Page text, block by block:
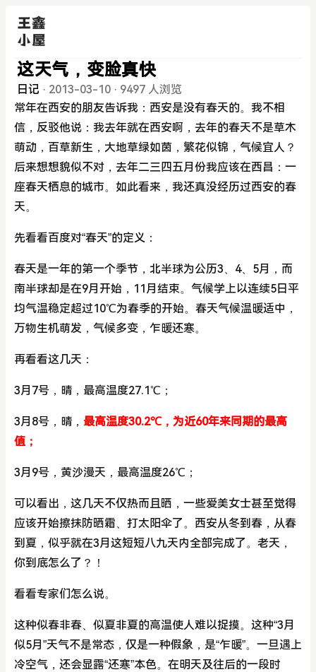
这天气，变脸真快
日记 · 2013-03-10 · 9497 人浏览
常年在西安的朋友告诉我：西安是没有春天的。我不相
信，反驳他说：我去年就在西安啊，去年的春天不是草木
萌动，百草新生，大地草绿如茵，繁花似锦，气候宜人？
后来想想貌似不对，去年二三四五月份我应该在西昌：一
座春天栖息的城市。如此看来，我还真没经历过西安的春
天。
先看看百度对“春天”的定义：
春天是一年的第一个季节，北半球为公历3、4、5月，而
南半球却是在9月开始，11月结束。气候学上以连续5日平
均气温稳定超过10℃为春季的开始。春天气候温暖适中，
万物生机萌发，气候多变，乍暖还寒。
再看看这几天：
3月7号，晴，最高温度27.1℃；
3月8号，晴， 最高温度30.2℃，为近60年来同期的最高
值；
3月9号，黄沙漫天，最高温度26℃；
可以看出，这几天不仅热而且晒，一些爱美女士甚至觉得
应该开始擦抹防晒霜、打太阳伞了。西安从冬到春，从春
到夏，似乎就在3月这短短八九天内全部完成了。老天，
你到底怎么了？！
看看专家们怎么说。
这种似春非春、似夏非夏的高温使人难以捉摸。这种“3月
似5月”天气不是常态，仅是一种假象，是“乍暖”。一旦遇上
冷空气，还会显露“还寒”本色。在明天及往后的一段时